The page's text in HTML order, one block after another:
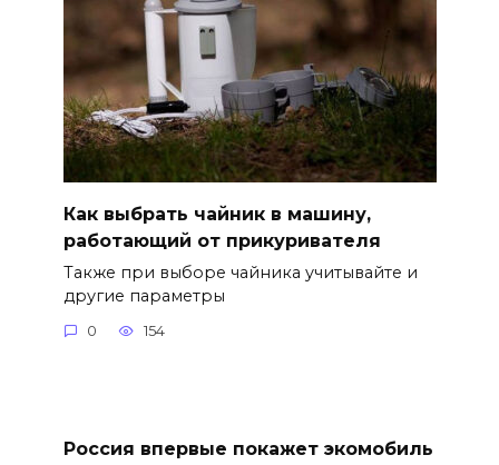
Как выбрать чайник в машину,
работающий от прикуривателя
Также при выборе чайника учитывайте и
другие параметры
0 154
Россия впервые покажет экомобиль